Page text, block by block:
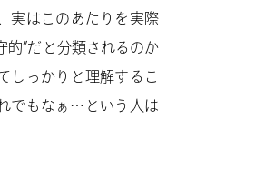
実はこのあたりを実際
的”だと分類されるのか
しっかりと理解するこ
でもなぁ…という人は